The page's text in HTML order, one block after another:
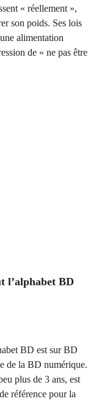
« réellement »,
son poids. Ses lois
alimentation
de « ne pas être
l’alphabet BD
BD est sur BD
de la BD numérique.
plus de 3 ans, est
référence pour la